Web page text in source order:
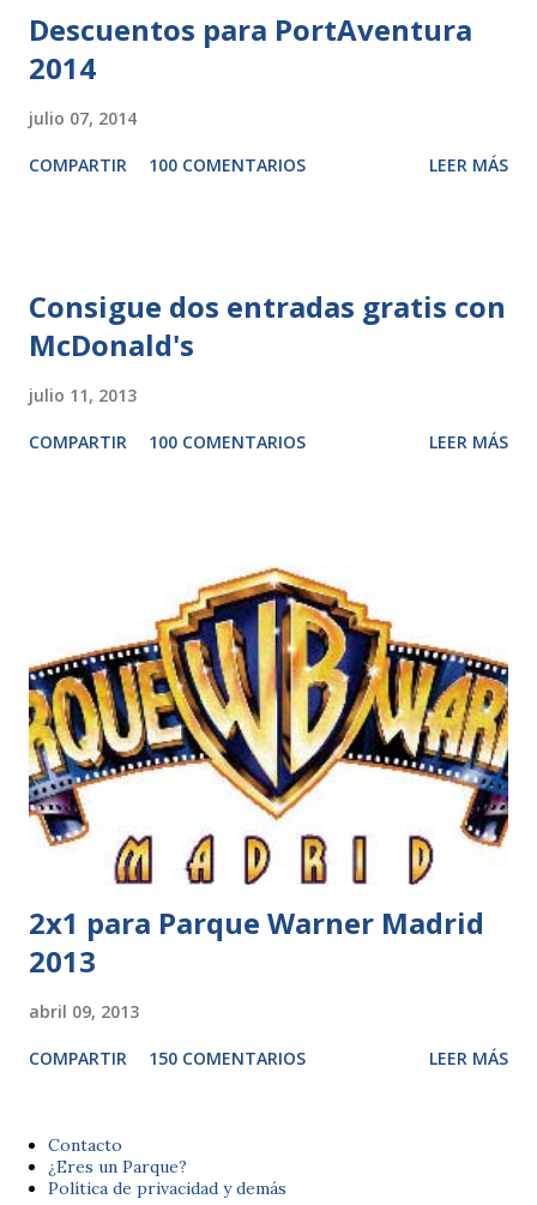
Descuentos para PortAventura
2014
julio 07, 2014
COMPARTIR 100 COMENTARIOS LEER MÁS
Consigue dos entradas gratis con
McDonald's
julio 11, 2013
COMPARTIR 100 COMENTARIOS LEER MÁS
2x1 para Parque Warner Madrid
2013
abril 09, 2013
COMPARTIR 150 COMENTARIOS LEER MÁS
Contacto
¿Eres un Parque?
Política de privacidad y demás